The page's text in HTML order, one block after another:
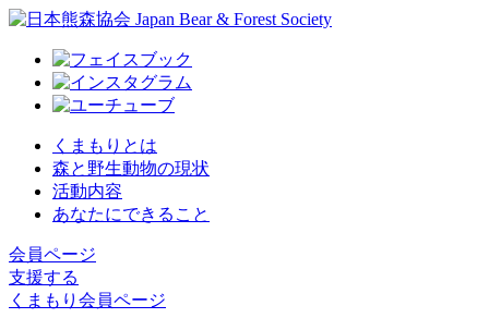
くまもりとは
森と野生動物の現状
活動内容
あなたにできること
会員ページ
支援する
くまもり会員ページ